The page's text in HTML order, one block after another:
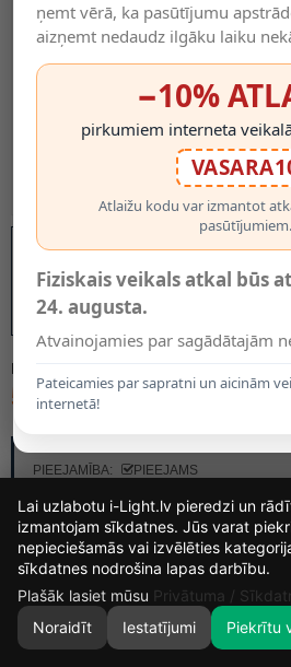
MODELIS:
57.70€
PIEEJAMĪBA:
PIEEJAMS
ņemt vērā, ka pasūtījumu
aizņemt nedaudz ilgāku laiku
−10%
pirkumiem interneta
Atlaižu kodu var izmantot
pasūtījumiem.
Fiziskais veikals atkal būs
24. augusta.
Atvainojamies par sagādātajām
Pateicamies par sapratni un aicinām
internetā!
15
DIENAS
12
STUNDAS
28
MIN.
Lai uzlabotu i-Light.lv pieredzi un
izmantojam sīkdatnes. Jūs varat
nepieciešamās vai izvēlēties
sīkdatnes nodrošina lapas darbību.
Plašāk lasiet mūsu Privātuma /
Noraidīt
Iestatījumi Piekrītu